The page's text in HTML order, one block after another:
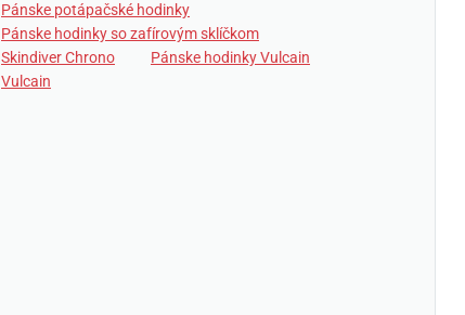
Pánske potápačské hodinky
Pánske hodinky so zafírovým sklíčkom
Skindiver Chrono
Pánske hodinky Vulcain
Vulcain